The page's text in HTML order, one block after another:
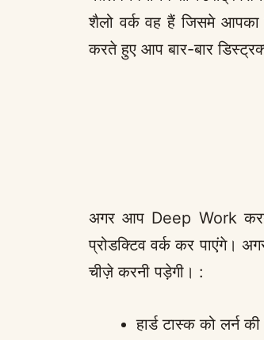
शैलो वर्क वह हैं जिसमे
करते हुए आप बार-बार
अगर आप Deep Work
प्रोडक्टिव वर्क कर पाएंगे।
चीज़े करनी पड़ेगी। :
हार्ड टास्क को लर्न की